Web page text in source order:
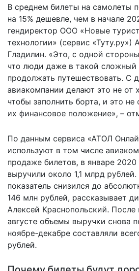
В среднем билеты на самолеты
на 15% дешевле, чем в начале
гендиректор ООО «Новые
технологии» (сервис «Туту.ру»)
Гладилин. «Это, с одной
что люди даже в такой сложный
продолжать путешествовать. С
авиакомпании делают это не от
чтобы заполнить борта, и это не
их финансовое положение», –
По данным сервиса «АТОЛ
используют в том числе
продаже билетов, в январе 2020
выручили около 1,1 млрд
показатель снизился до
146 млн рублей, рассказывает
Алексей Краснопольский. После
августе объемы выручки снова
ноябре-декабре составляли
рублей.